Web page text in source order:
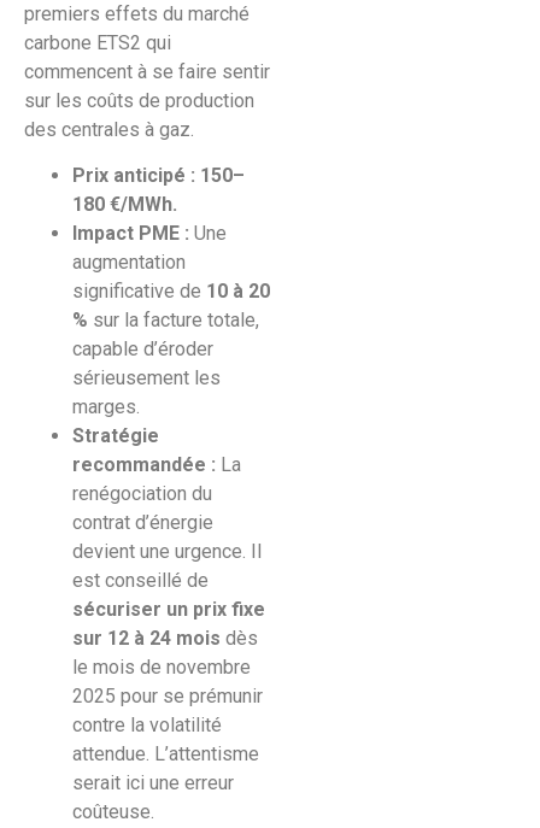
premiers effets du marché
carbone ETS2 qui
commencent à se faire sentir
sur les coûts de production
des centrales à gaz.
Prix anticipé : 150–
180 €/MWh.
Impact PME : Une
augmentation
significative de 10 à 20
% sur la facture totale,
capable d’éroder
sérieusement les
marges.
Stratégie
recommandée : La
renégociation du
contrat d’énergie
devient une urgence. Il
est conseillé de
sécuriser un prix fixe
sur 12 à 24 mois dès
le mois de novembre
2025 pour se prémunir
contre la volatilité
attendue. L’attentisme
serait ici une erreur
coûteuse.